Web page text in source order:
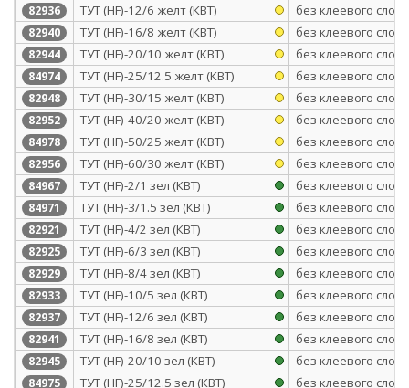
82936 ТУТ (HF)-12/6 желт (КВТ) без клеевого слоя
82940 ТУТ (HF)-16/8 желт (КВТ) без клеевого слоя
82944 ТУТ (HF)-20/10 желт (КВТ) без клеевого слоя
84974 ТУТ (HF)-25/12.5 желт (КВТ) без клеевого слоя
82948 ТУТ (HF)-30/15 желт (КВТ) без клеевого слоя
82952 ТУТ (HF)-40/20 желт (КВТ) без клеевого слоя
84978 ТУТ (HF)-50/25 желт (КВТ) без клеевого слоя
82956 ТУТ (HF)-60/30 желт (КВТ) без клеевого слоя
84967 ТУТ (HF)-2/1 зел (КВТ) без клеевого слоя
84971 ТУТ (HF)-3/1.5 зел (КВТ) без клеевого слоя
82921 ТУТ (HF)-4/2 зел (КВТ) без клеевого слоя
82925 ТУТ (HF)-6/3 зел (КВТ) без клеевого слоя
82929 ТУТ (HF)-8/4 зел (КВТ) без клеевого слоя
82933 ТУТ (HF)-10/5 зел (КВТ) без клеевого слоя
82937 ТУТ (HF)-12/6 зел (КВТ) без клеевого слоя
82941 ТУТ (HF)-16/8 зел (КВТ) без клеевого слоя
82945 ТУТ (HF)-20/10 зел (КВТ) без клеевого слоя
84975 ТУТ (HF)-25/12.5 зел (КВТ) без клеевого слоя